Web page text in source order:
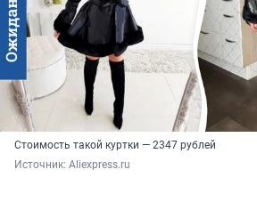
Стоимость такой куртки — 2347 рублей
Источник: Aliexpress.ru